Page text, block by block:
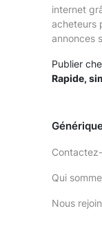
internet
acheteurs
annonces
Publier
Rapide,
Qui
Nous